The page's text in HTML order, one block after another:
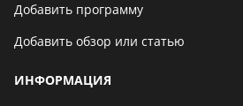
Добавить программу
Добавить обзор или статью
ИНФОРМАЦИЯ